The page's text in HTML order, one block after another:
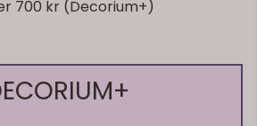
700 kr (Decorium+)